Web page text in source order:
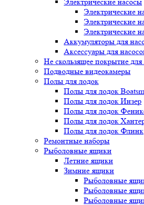
Электрические
Электрические
Электрические
Аккумуляторы для
Аксессуары для
Не скользящее покрытие для
Подводные видеокамеры
Полы для лодок
Полы для лодок
Полы для лодок Инзер
Полы для лодок
Полы для лодок
Полы для лодок Флинк
Ремонтные наборы
Рыболовные ящики
Летние ящики
Зимние ящики
Рыболовные
Рыболовные
Рыболовные